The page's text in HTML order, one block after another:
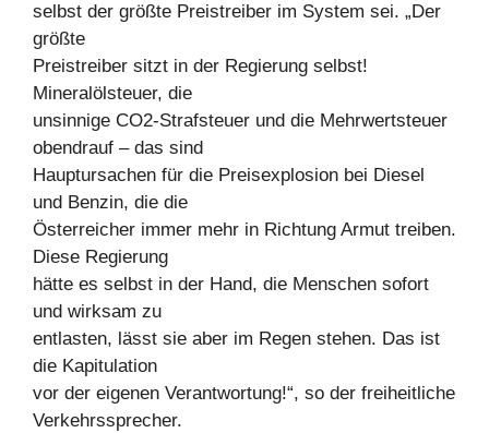
selbst der größte Preistreiber im System sei. „Der
größte
Preistreiber sitzt in der Regierung selbst!
Mineralölsteuer, die
unsinnige CO2-Strafsteuer und die Mehrwertsteuer
obendrauf – das sind
Hauptursachen für die Preisexplosion bei Diesel
und Benzin, die die
Österreicher immer mehr in Richtung Armut treiben.
Diese Regierung
hätte es selbst in der Hand, die Menschen sofort
und wirksam zu
entlasten, lässt sie aber im Regen stehen. Das ist
die Kapitulation
vor der eigenen Verantwortung!“, so der freiheitliche
Verkehrssprecher.